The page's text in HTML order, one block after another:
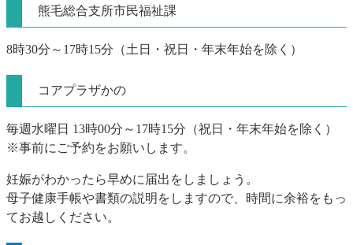
熊毛総合支所市民福祉課
8時30分～17時15分（土日・祝日・年末年始を除く）
コアプラザかの
毎週水曜日 13時00分～17時15分（祝日・年末年始を除く ）
※事前にご予約をお願いします。
妊娠がわかったら早めに届出をしましょう。
母子健康手帳や書類の説明をしますので、時間に余裕をもっ
てお越しください。